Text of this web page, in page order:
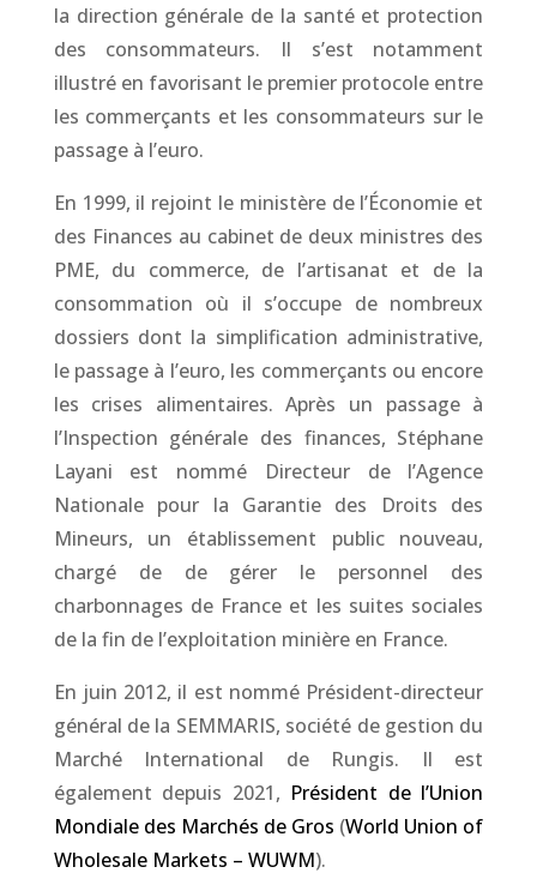
la direction générale de la santé et protection
des consommateurs. Il s’est notamment
illustré en favorisant le premier protocole entre
les commerçants et les consommateurs sur le
passage à l’euro.
En 1999, il rejoint le ministère de l’Économie et
des Finances au cabinet de deux ministres des
PME, du commerce, de l’artisanat et de la
consommation où il s’occupe de nombreux
dossiers dont la simplification administrative,
le passage à l’euro, les commerçants ou encore
les crises alimentaires. Après un passage à
l’Inspection générale des finances, Stéphane
Layani est nommé Directeur de l’Agence
Nationale pour la Garantie des Droits des
Mineurs, un établissement public nouveau,
chargé de de gérer le personnel des
charbonnages de France et les suites sociales
de la fin de l’exploitation minière en France.
En juin 2012, il est nommé Président-directeur
général de la SEMMARIS, société de gestion du
Marché International de Rungis. Il est
également depuis 2021, Président de l’Union
Mondiale des Marchés de Gros (World Union of
Wholesale Markets – WUWM).